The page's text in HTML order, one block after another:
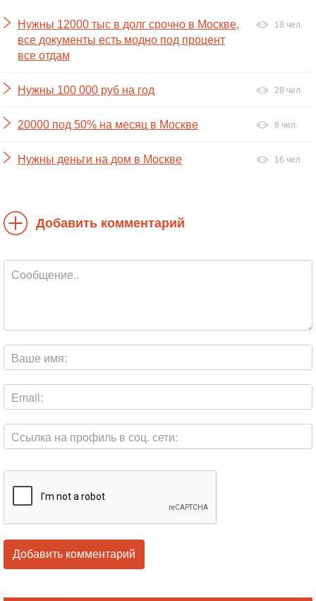
Нужны 12000 тыс в долг срочно в Москве,
все документы есть модно под процент
все отдам
18 чел.
Нужны 100 000 руб на год 28 чел.
20000 под 50% на месяц в Москве 8 чел.
Нужны деньги на дом в Москве 16 чел.
Добавить комментарий